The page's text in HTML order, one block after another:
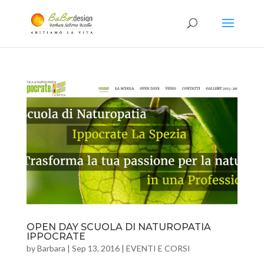
OPEN DAY SCUOLA DI NATUROPATIA
IPPOCRATE
byBarbara | Sep 13, 2016| EVENTI E CORSI